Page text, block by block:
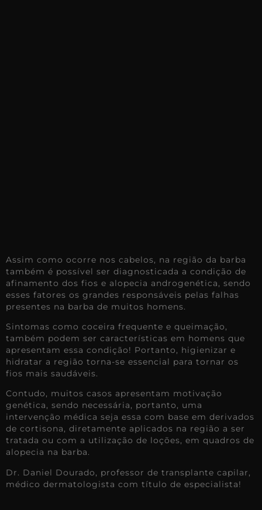
Assim como ocorre nos cabelos, na região da barba
também é possível ser diagnosticada a condição de
afinamento dos fios e alopecia androgenética, sendo
esses fatores os grandes responsáveis pelas falhas
presentes na barba de muitos homens.
Sintomas como coceira frequente e queimação,
também podem ser características em homens que
apresentam essa condição! Portanto, higienizar e
hidratar a região torna-se essencial para tornar os
fios mais saudáveis.
Contudo, muitos casos apresentam motivação
genética, sendo necessária, portanto, uma
intervenção médica seja essa com base em derivados
de cortisona, diretamente aplicados na região a ser
tratada ou com a utilização de loções, em quadros de
alopecia na barba.
Dr. Daniel Dourado, professor de transplante capilar,
médico dermatologista com título de especialista!